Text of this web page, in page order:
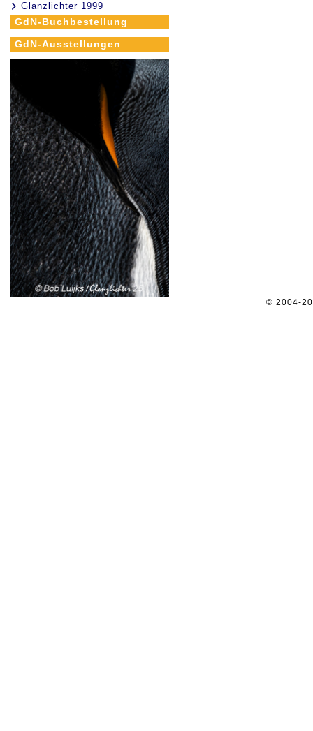
Glanzlichter 1999
GdN-Buchbestellung
GdN-Ausstellungen
© 2004-